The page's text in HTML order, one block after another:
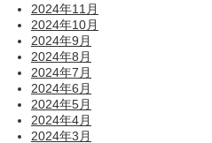
2024年11月
2024年10月
2024年9月
2024年8月
2024年7月
2024年6月
2024年5月
2024年4月
2024年3月